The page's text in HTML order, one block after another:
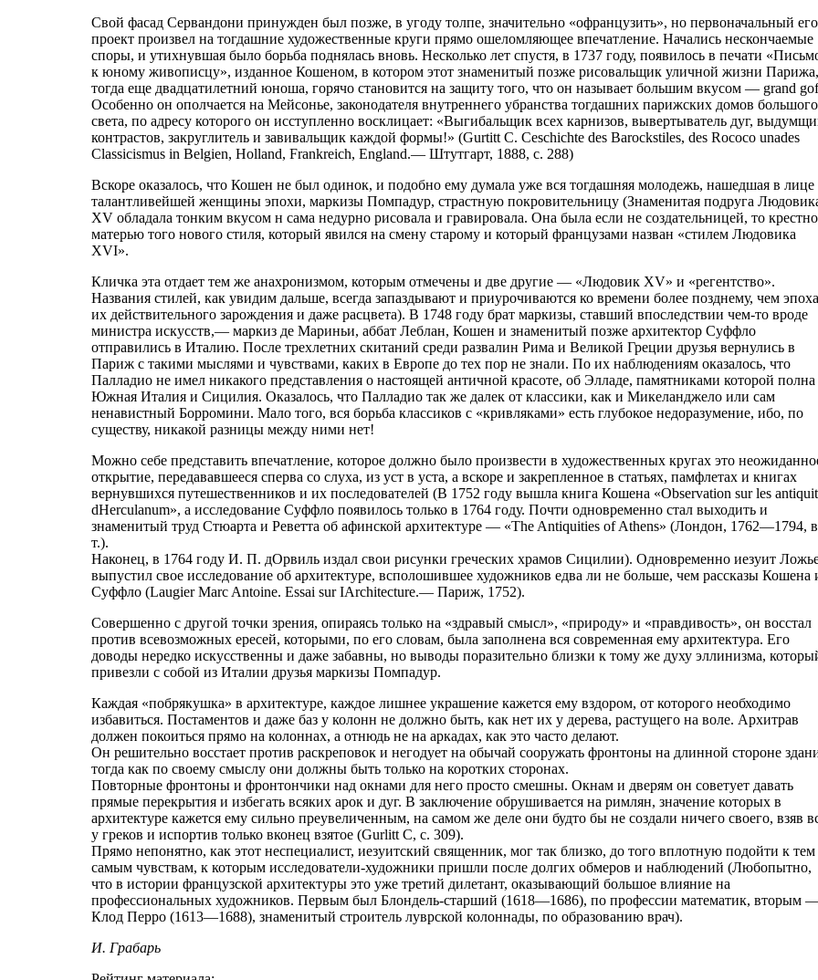
Свой фасад Сервандони принужден был позже, в угоду толпе, значительно «офранцузить», но первоначальный его
проект произвел на тогдашние художественные круги прямо ошеломляющее впечатление. Начались нескончаемые
споры, и утихнувшая было борьба поднялась вновь. Несколько лет спустя, в 1737 году, появилось в печати
к юному живописцу», изданное Кошеном, в котором этот знаменитый позже рисовальщик уличной жизни Парижа,
тогда еще двадцатилетний юноша, горячо становится на защиту того, что он называет большим вкусом — grand
Особенно он ополчается на Мейсонье, законодателя внутреннего убранства тогдашних парижских домов большого
света, по адресу которого он исступленно восклицает: «Выгибальщик всех карнизов, вывертыватель дуг,
контрастов, закруглитель и завивальщик каждой формы!» (Gurtitt С. Ceschichte des Barockstiles, des Rococo unades
Classicismus in Belgien, Holland, Frankreich, England.— Штутгарт, 1888, с. 288)
Вскоре оказалось, что Кошен не был одинок, и подобно ему думала уже вся тогдашняя молодежь, нашедшая в лице
талантливейшей женщины эпохи, маркизы Помпадур, страстную покровительницу (Знаменитая подруга
XV обладала тонким вкусом н сама недурно рисовала и гравировала. Она была если не создательницей, то
матерью того нового стиля, который явился на смену старому и который французами назван «стилем Людовика
XVI».
Кличка эта отдает тем же анахронизмом, которым отмечены и две другие — «Людовик XV» и «регентство».
Названия стилей, как увидим дальше, всегда запаздывают и приурочиваются ко времени более позднему, чем эпоха
их действительного зарождения и даже расцвета). В 1748 году брат маркизы, ставший впоследствии чем-то вроде
министра искусств,— маркиз де Мариньи, аббат Леблан, Кошен и знаменитый позже архитектор Суффло
отправились в Италию. После трехлетних скитаний среди развалин Рима и Великой Греции друзья вернулись в
Париж с такими мыслями и чувствами, каких в Европе до тех пор не знали. По их наблюдениям оказалось, что
Палладио не имел никакого представления о настоящей античной красоте, об Элладе, памятниками которой полна
Южная Италия и Сицилия. Оказалось, что Палладио так же далек от классики, как и Микеланджело или сам
ненавистный Борромини. Мало того, вся борьба классиков с «кривляками» есть глубокое недоразумение, ибо, по
существу, никакой разницы между ними нет!
Можно себе представить впечатление, которое должно было произвести в художественных кругах это
открытие, передававшееся сперва со слуха, из уст в уста, а вскоре и закрепленное в статьях, памфлетах и книгах
вернувшихся путешественников и их последователей (В 1752 году вышла книга Кошена «Observation sur les
dHerculanum», а исследование Суффло появилось только в 1764 году. Почти одновременно стал выходить и
знаменитый труд Стюарта и Реветта об афинской архитектуре — «The Antiquities of Athens» (Лондон, 1762—1794,
т.).
Наконец, в 1764 году И. П. дОрвиль издал свои рисунки греческих храмов Сицилии). Одновременно иезуит
выпустил свое исследование об архитектуре, всполошившее художников едва ли не больше, чем рассказы Кошена
Суффло (Laugier Marc Antoine. Essai sur IArchitecture.— Париж, 1752).
Совершенно с другой точки зрения, опираясь только на «здравый смысл», «природу» и «правдивость», он восстал
против всевозможных ересей, которыми, по его словам, была заполнена вся современная ему архитектура. Его
доводы нередко искусственны и даже забавны, но выводы поразительно близки к тому же духу эллинизма,
привезли с собой из Италии друзья маркизы Помпадур.
Каждая «побрякушка» в архитектуре, каждое лишнее украшение кажется ему вздором, от которого необходимо
избавиться. Постаментов и даже баз у колонн не должно быть, как нет их у дерева, растущего на воле. Архитрав
должен покоиться прямо на колоннах, а отнюдь не на аркадах, как это часто делают.
Он решительно восстает против раскреповок и негодует на обычай сооружать фронтоны на длинной стороне
тогда как по своему смыслу они должны быть только на коротких сторонах.
Повторные фронтоны и фронтончики над окнами для него просто смешны. Окнам и дверям он советует давать
прямые перекрытия и избегать всяких арок и дуг. В заключение обрушивается на римлян, значение которых в
архитектуре кажется ему сильно преувеличенным, на самом же деле они будто бы не создали ничего своего, взяв
у греков и испортив только вконец взятое (Gurlitt С, с. 309).
Прямо непонятно, как этот неспециалист, иезуитский священник, мог так близко, до того вплотную подойти к тем
самым чувствам, к которым исследователи-художники пришли после долгих обмеров и наблюдений (Любопытно,
что в истории французской архитектуры это уже третий дилетант, оказывающий большое влияние на
профессиональных художников. Первым был Блондель-старший (1618—1686), по профессии математик, вторым
Клод Перро (1613—1688), знаменитый строитель луврской колоннады, по образованию врач).
И. Грабарь